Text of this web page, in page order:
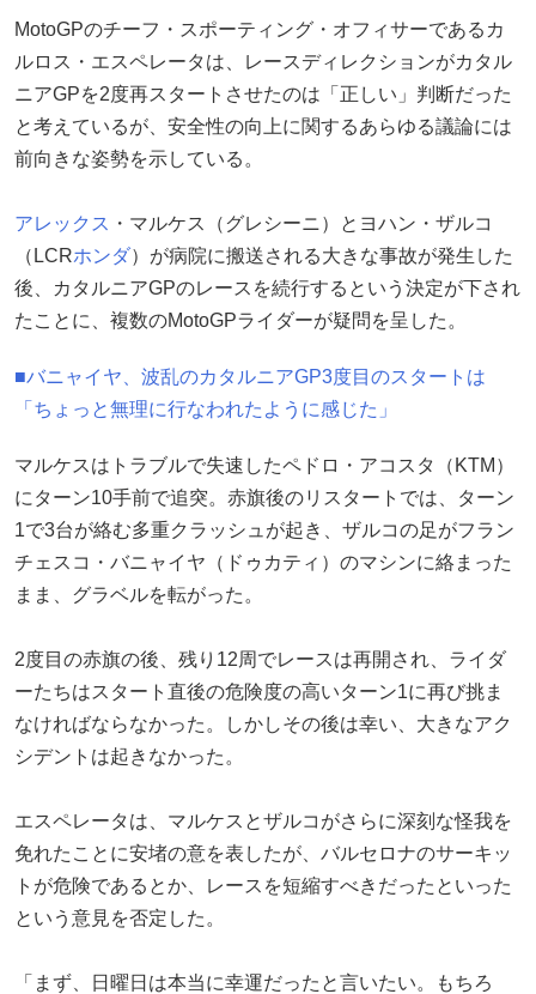
MotoGPのチーフ・スポーティング・オフィサーであるカ
ルロス・エスペレータは、レースディレクションがカタル
ニアGPを2度再スタートさせたのは「正しい」判断だった
と考えているが、安全性の向上に関するあらゆる議論には
前向きな姿勢を示している。
アレックス ・マルケス（グレシーニ）とヨハン・ザルコ
（LCRホンダ）が病院に搬送される大きな事故が発生した
後、カタルニアGPのレースを続行するという決定が下され
たことに、複数のMotoGPライダーが疑問を呈した。
■バニャイヤ、波乱のカタルニアGP3度目のスタートは
「ちょっと無理に行なわれたように感じた」
マルケスはトラブルで失速したペドロ・アコスタ（KTM）
にターン10手前で追突。赤旗後のリスタートでは、ターン
1で3台が絡む多重クラッシュが起き、ザルコの足がフラン
チェスコ・バニャイヤ（ドゥカティ）のマシンに絡まった
まま、グラベルを転がった。
2度目の赤旗の後、残り12周でレースは再開され、ライダ
ーたちはスタート直後の危険度の高いターン1に再び挑ま
なければならなかった。しかしその後は幸い、大きなアク
シデントは起きなかった。
エスペレータは、マルケスとザルコがさらに深刻な怪我を
免れたことに安堵の意を表したが、バルセロナのサーキッ
トが危険であるとか、レースを短縮すべきだったといった
という意見を否定した。
「まず、日曜日は本当に幸運だったと言いたい。もちろ